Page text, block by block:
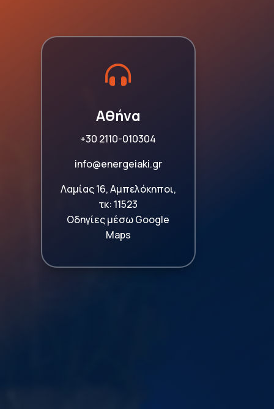

Αθήνα
+30 2110-010304
info@energeiaki.gr
Λαμίας 16, Αμπελόκηποι,
τκ: 11523
Οδηγίες μέσω Google
Maps